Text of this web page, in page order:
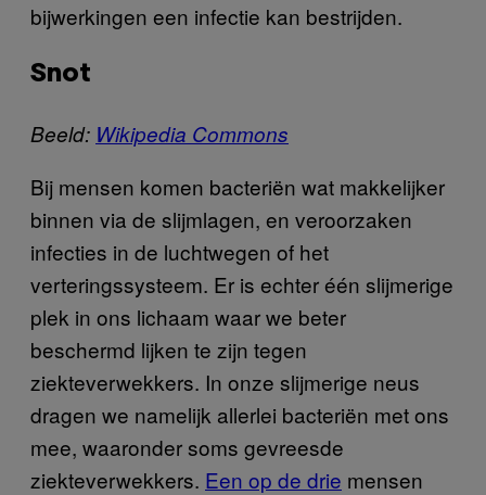
bijwerkingen een infectie kan bestrijden.
Snot
Beeld: Wikipedia Commons
Bij mensen komen bacteriën wat makkelijker
binnen via de slijmlagen, en veroorzaken
infecties in de luchtwegen of het
verteringssysteem. Er is echter één slijmerige
plek in ons lichaam waar we beter
beschermd lijken te zijn tegen
ziekteverwekkers. In onze slijmerige neus
dragen we namelijk allerlei bacteriën met ons
mee, waaronder soms gevreesde
ziekteverwekkers. Een op de drie mensen